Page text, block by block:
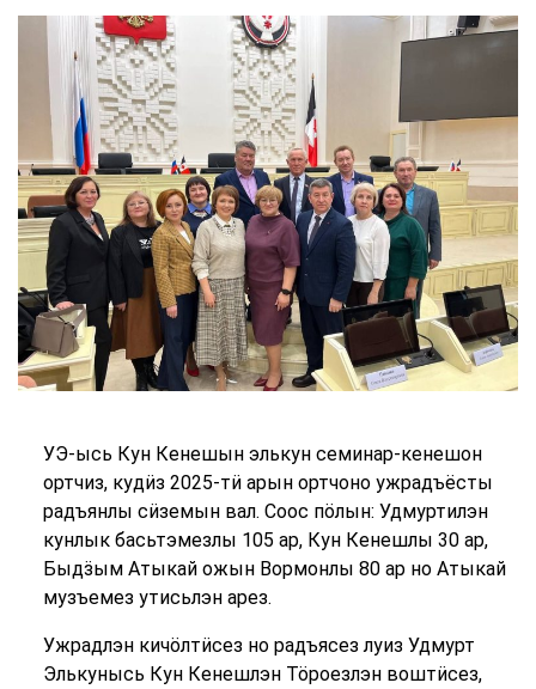
УЭ-ысь Кун Кенешын элькун семинар-кенешон
ортчиз, кудӥз 2025-тӥ арын ортчоно ужрадъёсты
радъянлы сӥземын вал. Соос пӧлын: Удмуртилэн
кунлык басьтэмезлы 105 ар, Кун Кенешлы 30 ар,
Быдӟым Атыкай ожын Вормонлы 80 ар но Атыкай
музъемез утисьлэн арез.
Ужрадлэн кичӧлтӥсез но радъясез луиз Удмурт
Элькунысь Кун Кенешлэн Тӧроезлэн воштӥсез,